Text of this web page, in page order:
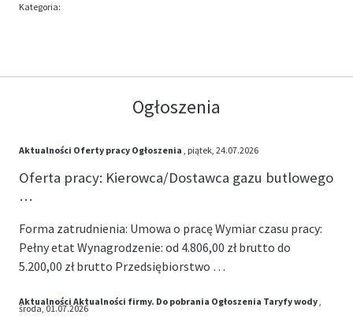
Kategoria:
Ogłoszenia
Aktualności Oferty pracy Ogłoszenia , piątek, 24.07.2026
Oferta pracy: Kierowca/Dostawca gazu butlowego
…
Forma zatrudnienia: Umowa o pracę Wymiar czasu pracy:
Pełny etat Wynagrodzenie: od 4.806,00 zł brutto do
5.200,00 zł brutto Przedsiębiorstwo …
Aktualności Aktualności firmy. Do pobrania Ogłoszenia Taryfy wody,
środa, 01.07.2026